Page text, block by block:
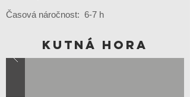
Časová náročnost: 6-7 h
KUTNÁ HORA